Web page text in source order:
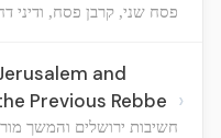
פסח שני, קרבן פסח, ודיני
and
Previous Rebbe
חשיבות ירושלים והמשך
›